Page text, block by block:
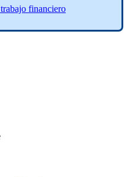
trabajo financiero